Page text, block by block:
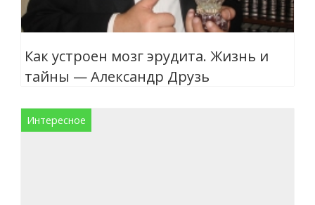
Как устроен мозг эрудита. Жизнь и
тайны — Александр Друзь
Интересное